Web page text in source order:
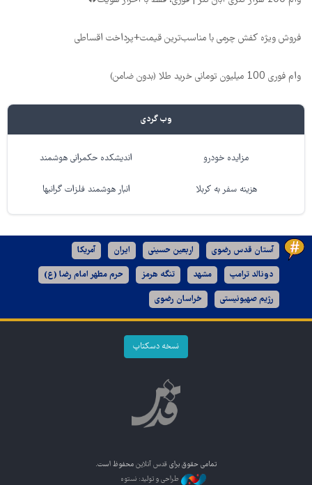
فروش ویژه کفش چرمی با مناسب‌ترین قیمت+پرداخت اقساطی
وام فوری 100 میلیون تومانی خرید طلا (بدون ضامن)
وب گردی
مزایده خودرو اندیشکده حکمرانی هوشمند
هزینه سفر به کربلا انبار هوشمند فلزات گرانبها
آستان قدس رضوی اربعین حسینی ایران آمریکا
دونالد ترامپ مشهد تنگه هرمز حرم مطهر امام رضا (ع)
رژیم صهیونیستی خراسان رضوی
نسخه دسکتاپ
تمامی حقوق برای قدس آنلاین محفوظ است.
طراحی و تولید: نستوه